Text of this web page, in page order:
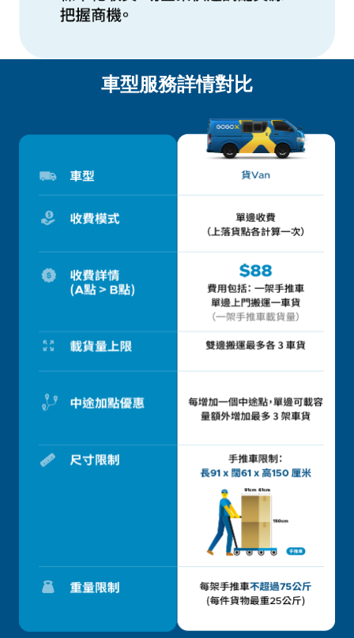
車型服務詳情對比